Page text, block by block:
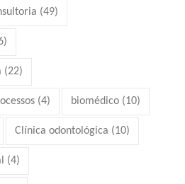
(49)
(22)
(4) biomédico (10)
Clínica odontológica (10)
(4)